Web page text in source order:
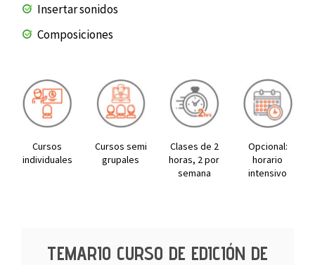
Insertar sonidos
Composiciones
Cursos
individuales
Cursos semi
grupales
Clases de 2
horas, 2 por
semana
Opcional:
horario
intensivo
TEMARIO CURSO DE EDICIÓN DE